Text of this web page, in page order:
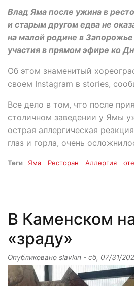
Влад Яма после ужина в
и старым другом едва не
на малой родине в Запорожье
участия в прямом эфире ко
Об этом знаменитый
своем Instagram в stories,
Все дело в том, что после
столичном заведении у Ямы
острая аллергическая
глаз и горла, очень
Теги Яма Ресторан Аллергия
В Каменском
«зраду»
Опубликовано slavkin - сб, 07/31/